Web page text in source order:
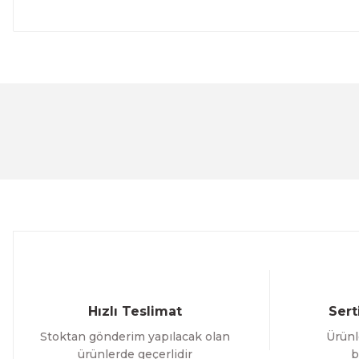
Hızlı Teslimat
Stoktan gönderim yapılacak olan
ürünlerde geçerlidir